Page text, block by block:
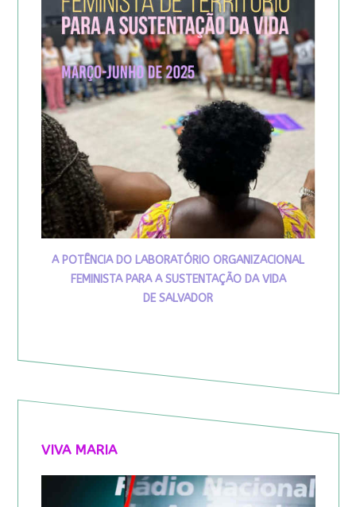
A POTÊNCIA DO LABORATÓRIO ORGANIZACIONAL
FEMINISTA PARA A SUSTENTAÇÃO DA VIDA
DE SALVADOR
VIVA MARIA